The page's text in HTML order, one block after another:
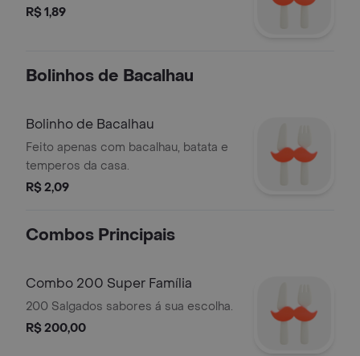
R$ 1,89
Bolinhos de Bacalhau
Bolinho de Bacalhau
Feito apenas com bacalhau, batata e
temperos da casa.
R$ 2,09
Combos Principais
Combo 200 Super Família
200 Salgados sabores á sua escolha.
R$ 200,00